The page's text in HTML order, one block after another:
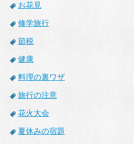
お花見
修学旅行
節税
健康
料理の裏ワザ
旅行の注意
花火大会
夏休みの宿題